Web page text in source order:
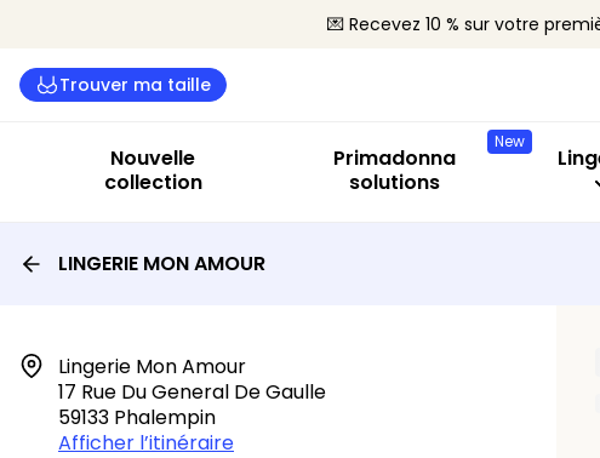
💌 Recevez 10 % sur votre
Trouver ma taille
Nouvelle
collection
New
Primadonna
solutions
LINGERIE MON AMOUR
Lingerie Mon Amour
17 Rue Du General De Gaulle
59133 Phalempin
Afficher l’itinéraire